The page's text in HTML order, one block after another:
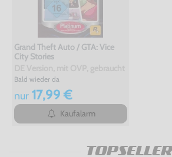
Grand Theft Auto / GTA: Vice
City Stories
Bald wieder da
nur17,99 €
Kaufalarm
TOPSELLER